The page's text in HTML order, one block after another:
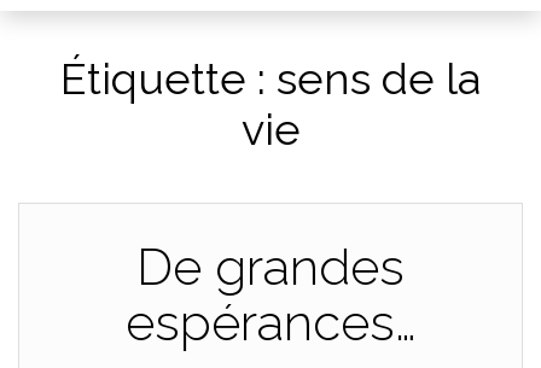
Étiquette : sens de la
vie
De grandes
espérances…